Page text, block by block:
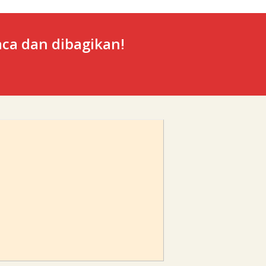
dan dibagikan!